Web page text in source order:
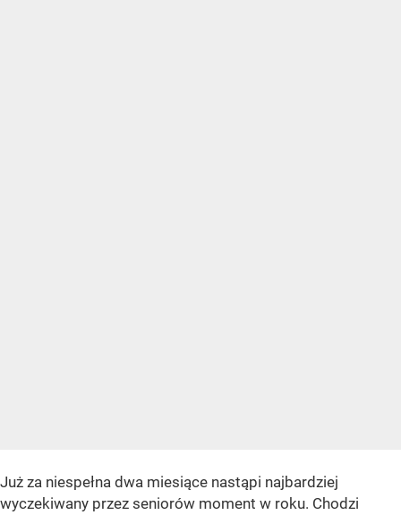
Już za niespełna dwa miesiące nastąpi najbardziej
wyczekiwany przez seniorów moment w roku. Chodzi